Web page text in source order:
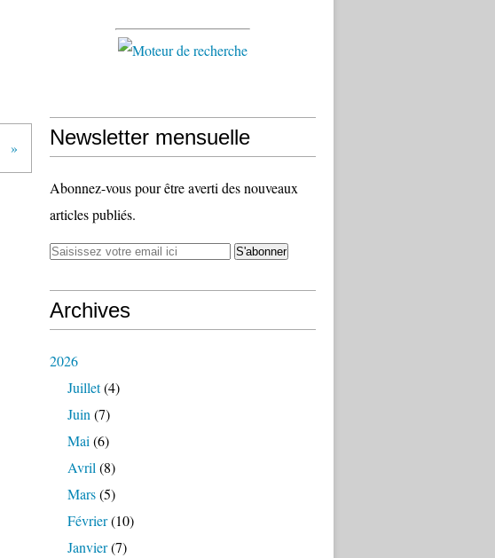
Newsletter mensuelle
Abonnez-vous pour être averti des nouveaux
articles publiés.
Archives
2026
Juillet(4)
Juin (7)
Mai (6)
Avril (8)
Mars(5)
Février(10)
Janvier(7)